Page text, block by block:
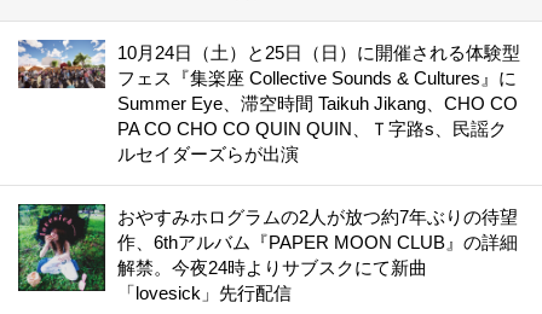
10月24日（土）と25日（日）に開催される体験型
フェス『集楽座 Collective Sounds & Cultures』に
Summer Eye、滞空時間 Taikuh Jikang、CHO CO
PA CO CHO CO QUIN QUIN、Ｔ字路s、民謡ク
ルセイダーズらが出演
おやすみホログラムの2人が放つ約7年ぶりの待望
作、6thアルバム『PAPER MOON CLUB』の詳細
解禁。今夜24時よりサブスクにて新曲
「lovesick」先行配信